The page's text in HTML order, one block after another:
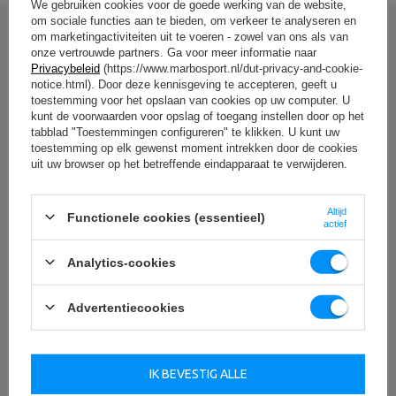
Entiteit verantwoordelijk voor dit product in de EU
Fabrikant
MARBO Ulikowski
Spółka Komandytowa
Adres:
Boczna 41
Postcode:27-200
Stad:Starachowice
Land:Poland
Je e-mailadres:
serwis@marbosport.eu
Schrijf uw mening
Uw beoordeling:
5/5
Inhoud van uw mening
Voeg uw eigen productafbeelding toe:
We gebruiken cookies voor de goede werking van de website,
om sociale functies aan te bieden, om verkeer te analyseren en
om marketingactiviteiten uit te voeren - zowel van ons als van
onze vertrouwde partners. Ga voor meer informatie naar
Privacybeleid (https://www.marbosport.nl/dut-privacy-and-cookie-
notice.html). Door deze kennisgeving te accepteren, geeft u
toestemming voor het opslaan van cookies op uw computer. U
kunt de voorwaarden voor opslag of toegang instellen door op het
tabblad "Toestemmingen configureren" te klikken. U kunt uw
toestemming op elk gewenst moment intrekken door de cookies
uit uw browser op het betreffende eindapparaat te verwijderen.
Functionele cookies (essentieel)
Altijd
actief
Analytics-cookies
Advertentiecookies
IK BEVESTIG ALLE